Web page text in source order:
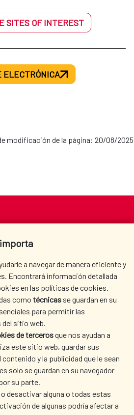
SITES OF INTEREST
ELECTRÓNICA
modificación de la página: 20/08/2025
a navegar de manera eficiente y
Encontrará información detallada
en las políticas de cookies.
como técnicas se guardan en su
para permitir las
del sitio web.
de tercerosque nos ayudan a
este sitio web, guardar sus
y la publicidad que le sean
solo se guardan en su navegador
su parte.
desactivar alguna o todas estas
de algunas podría afectar a
WHERE DO WE COOPERATE?
PRESS ROOM
LIBRARY